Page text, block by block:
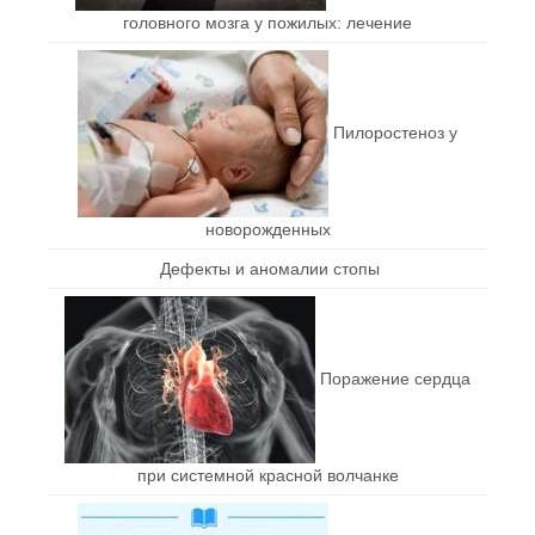
головного мозга у пожилых: лечение
Пилоростеноз у
новорожденных
Дефекты и аномалии стопы
Поражение сердца
при системной красной волчанке